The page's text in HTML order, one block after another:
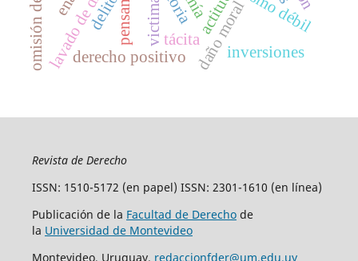
actitud
delito daño moral
derecho positivo inversiones
tácita
victima
Revista de Derecho
ISSN: 1510-5172 (en papel) ISSN: 2301-1610 (en línea)
Publicación de la Facultad de Derechode
la Universidad de Montevideo
Montevideo, Uruguay. redaccionfder@um.edu.uy